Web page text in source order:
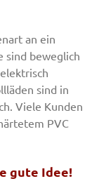
an ein
sind beweglich
sind in
Viele Kunden
PVC
gute Idee!